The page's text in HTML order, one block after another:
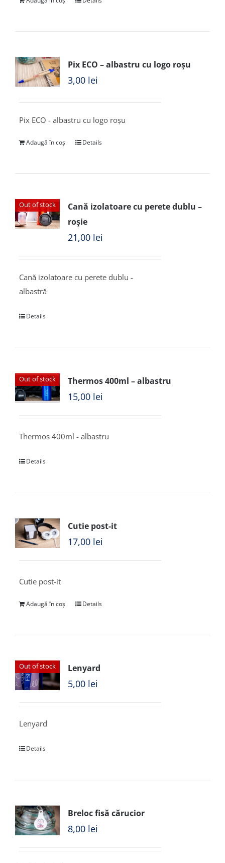
Pix ECO – albastru cu logo roșu
3,00 lei
Pix ECO - albastru cu logo roșu
Adaugă în coș Details
Out of stock
Cană izolatoare cu perete dublu –
roșie
21,00 lei
Cană izolatoare cu perete dublu -
albastră
Details
Out of stock Thermos 400ml – albastru
15,00 lei
Thermos 400ml - albastru
Details
Cutie post-it
17,00 lei
Cutie post-it
Adaugă în coș Details
Out of stock Lenyard
5,00 lei
Lenyard
Details
Breloc fisă cărucior
8,00 lei